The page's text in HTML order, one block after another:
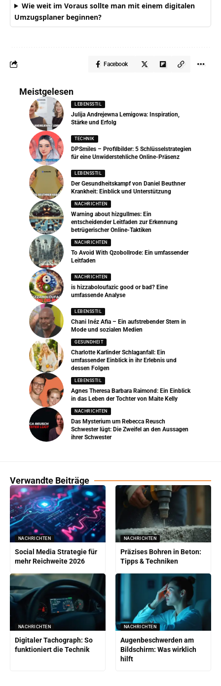
Wie weit im Voraus sollte man mit einem digitalen
Umzugsplaner beginnen?
Facebook
Meistgelesen
LEBENSSTIL
Julija Andrejewna Lemigowa: Inspiration,
Stärke und Erfolg
TECHNIK
DPSmiles – Profilbilder: 5 Schlüsselstrategien
für eine Unwiderstehliche Online-Präsenz
LEBENSSTIL
Der Gesundheitskampf von Daniel Beuthner
Krankheit: Einblick und Unterstützung
NACHRICHTEN
Warning about hizgullmes: Ein
entscheidender Leitfaden zur Erkennung
betrügerischer Online-Taktiken
NACHRICHTEN
To Avoid With Qzobollrode: Ein umfassender
Leitfaden
NACHRICHTEN
is hizzaboloufazic good or bad? Eine
umfassende Analyse
LEBENSSTIL
Chani Inéz Afia – Ein aufstrebender Stern in
Mode und sozialen Medien
GESUNDHEIT
Charlotte Karlinder Schlaganfall: Ein
umfassender Einblick in ihr Erlebnis und
dessen Folgen
LEBENSSTIL
Agnes Theresa Barbara Raimond: Ein Einblick
in das Leben der Tochter von Maite Kelly
NACHRICHTEN
Das Mysterium um Rebecca Reusch
Schwester lügt: Die Zweifel an den Aussagen
ihrer Schwester
Verwandte Beiträge
NACHRICHTEN
Social Media Strategie für
mehr Reichweite 2026
NACHRICHTEN
Präzises Bohren in Beton:
Tipps & Techniken
NACHRICHTEN
Digitaler Tachograph: So
funktioniert die Technik
NACHRICHTEN
Augenbeschwerden am
Bildschirm: Was wirklich
hilft